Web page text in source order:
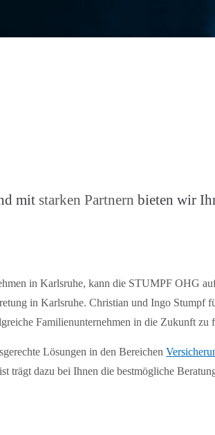
mit starken Partnern bieten wir
in Karlsruhe, kann die STUMPF OHG
in Karlsruhe. Christian und Ingo Stumpf
Familienunternehmen in die Zukunft zu
Lösungen in den Bereichen
trägt dazu bei Ihnen die bestmögliche